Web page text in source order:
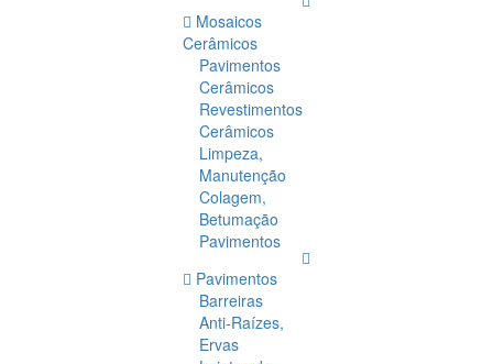
Mosaicos
Cerâmicos
Pavimentos
Cerâmicos
Revestimentos
Cerâmicos
Limpeza,
Manutenção
Colagem,
Betumação
Pavimentos
Pavimentos
Barreiras
Anti-Raízes,
Ervas